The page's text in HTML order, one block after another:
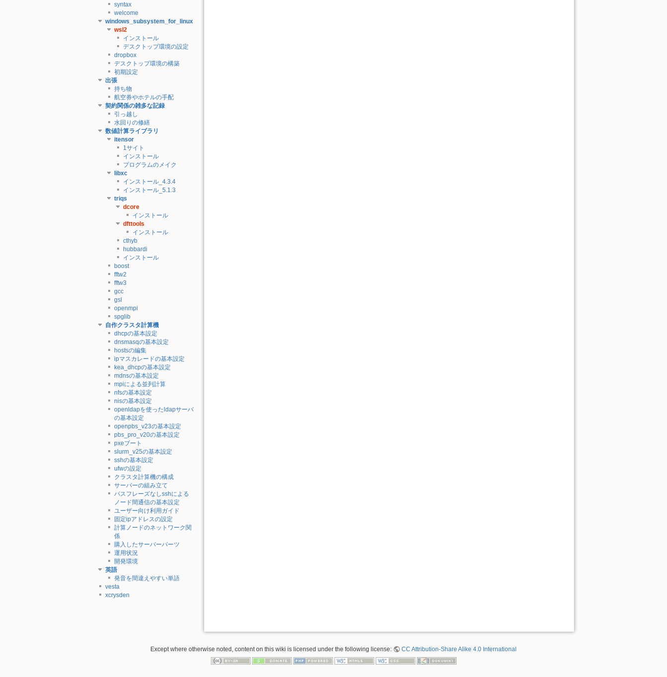
syntax
welcome
windows_subsystem_for_linux
wsl2
インストール
デスクトップ環境の設定
dropbox
デスクトップ環境の構築
初期設定
出張
持ち物
航空券やホテルの手配
契約関係の雑多な記録
引っ越し
水回りの修繕
数値計算ライブラリ
itensor
1サイト
インストール
プログラムのメイク
libxc
インストール_4.3.4
インストール_5.1.3
triqs
dcore
インストール
dfttools
インストール
cthyb
hubbardi
インストール
boost
fftw2
fftw3
gcc
gsl
openmpi
spglib
自作クラスタ計算機
dhcpの基本設定
dnsmasqの基本設定
hostsの編集
ipマスカレードの基本設定
kea_dhcpの基本設定
mdnsの基本設定
mpiによる並列計算
nfsの基本設定
nisの基本設定
openldapを使ったldapサーバ
の基本設定
openpbs_v23の基本設定
pbs_pro_v20の基本設定
pxeブート
slurm_v25の基本設定
sshの基本設定
ufwの設定
クラスタ計算機の構成
サーバーの組み立て
パスフレーズなしsshによる
ノード間通信の基本設定
ユーザー向け利用ガイド
固定ipアドレスの設定
計算ノードのネットワーク関
係
購入したサーバーパーツ
運用状況
開発環境
英語
発音を間違えやすい単語
vesta
xcrysden
Except where otherwise noted, content on this wiki is licensed under the following license: CC Attribution-Share Alike 4.0 International